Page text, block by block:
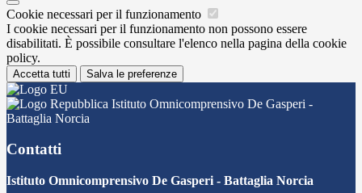
Cookie necessari per il funzionamento
I cookie necessari per il funzionamento non possono essere
disabilitati. È possibile consultare l'elenco nella pagina della cookie
policy.
Accetta tutti Salva le preferenze
Istituto Omnicomprensivo De Gasperi -
Battaglia Norcia
Contatti
Istituto Omnicomprensivo De Gasperi - Battaglia Norcia